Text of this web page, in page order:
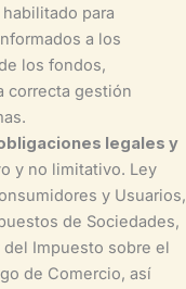
para
a los
los fondos,
correcta gestión
legales y
y no limitativo. Ley
y Usuarios,
de Sociedades,
Impuesto sobre el
de Comercio, así